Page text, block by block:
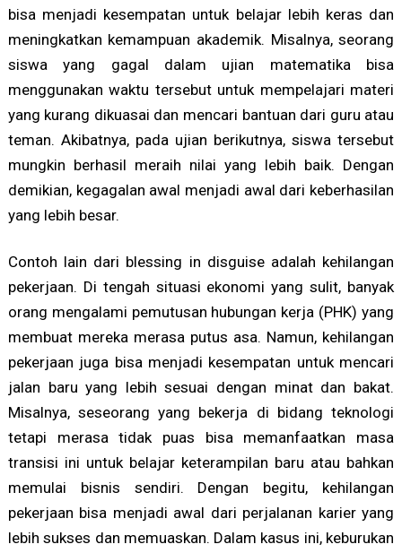
bisa menjadi kesempatan untuk belajar lebih keras dan
meningkatkan kemampuan akademik. Misalnya, seorang
siswa yang gagal dalam ujian matematika bisa
menggunakan waktu tersebut untuk mempelajari materi
yang kurang dikuasai dan mencari bantuan dari guru atau
teman. Akibatnya, pada ujian berikutnya, siswa tersebut
mungkin berhasil meraih nilai yang lebih baik. Dengan
demikian, kegagalan awal menjadi awal dari keberhasilan
yang lebih besar.
Contoh lain dari blessing in disguise adalah kehilangan
pekerjaan. Di tengah situasi ekonomi yang sulit, banyak
orang mengalami pemutusan hubungan kerja (PHK) yang
membuat mereka merasa putus asa. Namun, kehilangan
pekerjaan juga bisa menjadi kesempatan untuk mencari
jalan baru yang lebih sesuai dengan minat dan bakat.
Misalnya, seseorang yang bekerja di bidang teknologi
tetapi merasa tidak puas bisa memanfaatkan masa
transisi ini untuk belajar keterampilan baru atau bahkan
memulai bisnis sendiri. Dengan begitu, kehilangan
pekerjaan bisa menjadi awal dari perjalanan karier yang
lebih sukses dan memuaskan. Dalam kasus ini, keburukan